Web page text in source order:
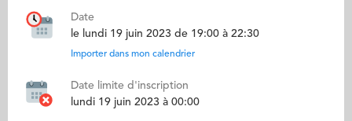
Date
le lundi 19 juin 2023 de 19:00 à 22:30
Importer dans mon calendrier
Date limite d'inscription
lundi 19 juin 2023 à 00:00